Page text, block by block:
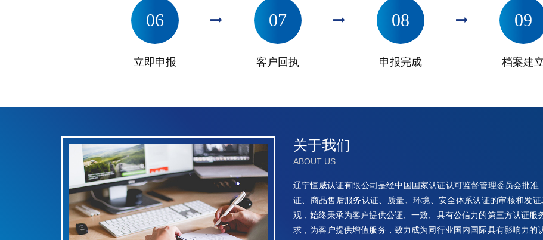
06
立即申报
07
客户回执
08
申报完成
09
档案建
关于我们
ABOUT US
辽宁恒威认证有限公司是经中国国家认证认可监督管理委员会批准
证、商品售后服务认证、质量、环境、安全体系认证的审核和发
观，始终秉承为客户提供公证、一致、具有公信力的第三方认证
求，为客户提供增值服务，致力成为同行业国内国际具有影响力